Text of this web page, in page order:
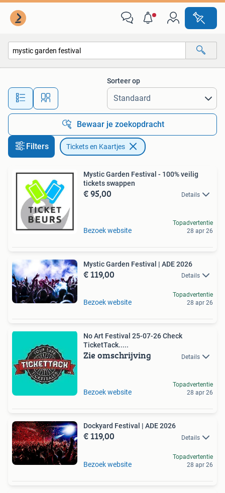
Alle afstanden…
Sorteer op
Bewaar je zoekopdracht
Filters Tickets en Kaartjes
Mystic Garden Festival - 100% veilig
tickets swappen
€ 95,00 Details
Bezoek website
Topadvertentie
28 apr 26
Mystic Garden Festival | ADE 2026
€ 119,00 Details
Bezoek website
Topadvertentie
28 apr 26
No Art Festival 25-07-26 Check
TicketTack.....
Zie omschrijving Details
Bezoek website
Topadvertentie
28 apr 26
Dockyard Festival | ADE 2026
€ 119,00 Details
Bezoek website
Topadvertentie
28 apr 26